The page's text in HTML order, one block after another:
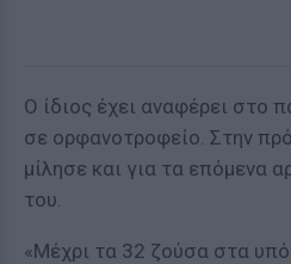
Ο ίδιος έχει αναφέρει στο
σε ορφανοτροφείο. Στην
μίλησε και για τα επόμενα
του.
«Μέχρι τα 32 ζούσα στα